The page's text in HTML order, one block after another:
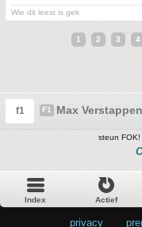
Wie dit leest is gek
1 2 3 4
f1 F1 Max
steun
Index Actief
privacy